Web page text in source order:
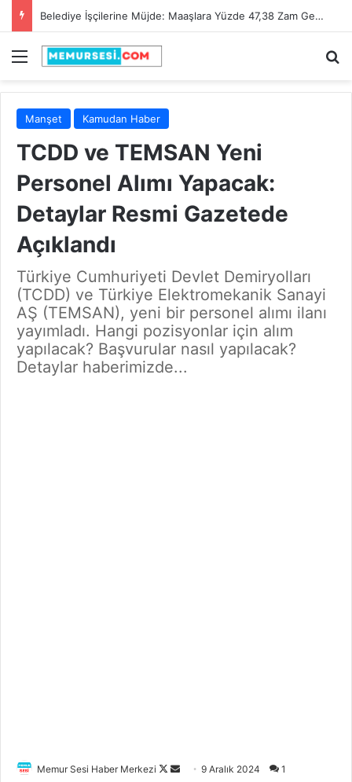
Adana Büyükşehir Belediyesi 90 İtfaiye Eri Alacak! Son Başvuru Tarihi 28 Şubat 2025
Menü
Manşet Kamudan Haber
TCDD ve TEMSAN Yeni
Personel Alımı Yapacak:
Detaylar Resmi Gazetede
Açıklandı
Türkiye Cumhuriyeti Devlet Demiryolları
(TCDD) ve Türkiye Elektromekanik Sanayi
AŞ (TEMSAN), yeni bir personel alımı ilanı
yayımladı. Hangi pozisyonlar için alım
yapılacak? Başvurular nasıl yapılacak?
Detaylar haberimizde...
Memur Sesi Haber Merkezi
F
9 Aralık 2024 1